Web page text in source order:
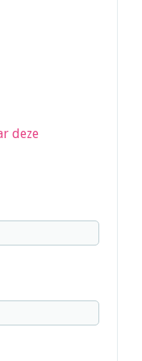
deze